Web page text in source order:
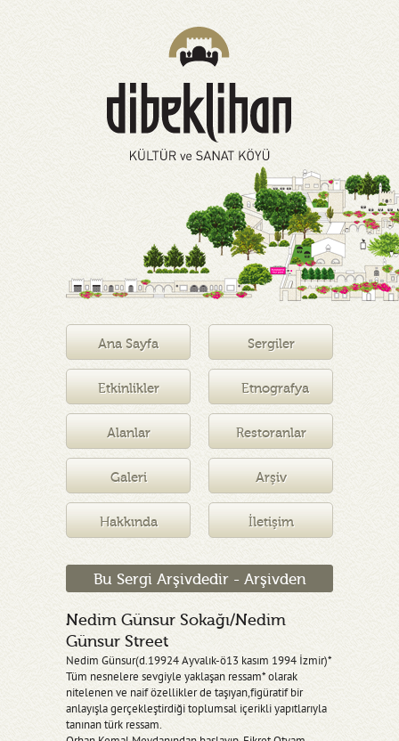
Ana Sayfa Sergiler
Etkinlikler Etnografya
Müzesi
Alanlar Restoranlar
Galeri Arşiv
Hakkında İletişim
Bu Sergi Arşivdedir - Arşivden
Nedim Günsur Sokağı/Nedim
Günsur Street
Nedim Günsur(d.19924 Ayvalık-ö13 kasım 1994 İzmir)*
Tüm nesnelere sevgiyle yaklaşan ressam* olarak
nitelenen ve naif özellikler de taşıyan,figüratif bir
anlayışla gerçekleştirdiği toplumsal içerikli yapıtlarıyla
tanınan türk ressam.